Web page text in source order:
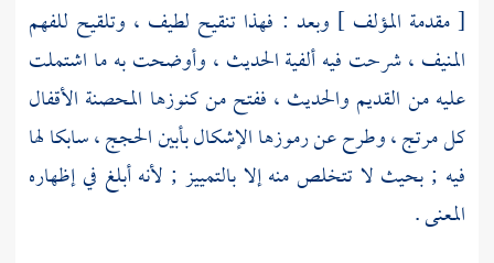
[ مقدمة المؤلف ] وبعد : فهذا تنقيح لطيف ، وتلقيح للفهم
المنيف ، شرحت فيه ألفية الحديث ، وأوضحت به ما اشتملت
عليه من القديم والحديث ، ففتح من كنوزها المحصنة الأقفال
كل مرتج ، وطرح عن رموزها الإشكال بأبين الحجج ، سابكا لها
فيه ; بحيث لا تتخلص منه إلا بالتمييز ; لأنه أبلغ في إظهاره
المعنى .